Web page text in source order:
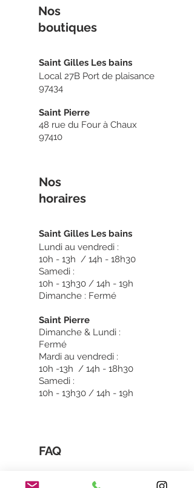
Nos
boutiques
Saint Gilles Les bains
Local 27B Port de plaisance
97434
Saint Pierre
48 rue du Four à Chaux
97410
Nos
horaires
Saint Gilles Les bains
Lundi au vendredi :
10h - 13h / 14h - 18h30
Samedi :
10h - 13h30 / 14h - 19h
Dimanche : Fermé
Saint Pierre
Dimanche & Lundi :
Fermé
Mardi au vendredi :
10h -13h / 14h - 18h30
Samedi :
10h - 13h30 / 14h - 19h
FAQ